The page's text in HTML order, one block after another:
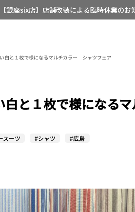
【銀座six店】店舗改装による臨時休業のお
白と１枚で様になるマルチカラー シャツフェア
白と１枚で様になる
スーツ #シャツ #広島